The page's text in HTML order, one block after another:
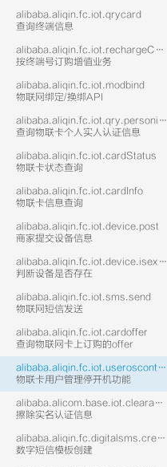
alibaba.aliqin.fc.iot.qrycard
查询终端信息
alibaba.aliqin.fc.iot.rechargeCard
按终端号订购增值业务
alibaba.aliqin.fc.iot.modbind
物联网绑定/换绑API
alibaba.aliqin.fc.iot.qry.personinfo
查询物联卡个人实人认证信息
alibaba.aliqin.fc.iot.cardStatus
物联卡状态查询
alibaba.aliqin.fc.iot.cardInfo
物联卡信息查询
alibaba.aliqin.fc.iot.device.post
商家提交设备信息
alibaba.aliqin.fc.iot.device.isexist
判断设备是否存在
alibaba.aliqin.fc.iot.sms.send
物联网短信发送
alibaba.aliqin.fc.iot.cardoffer
查询物联网卡上订购的offer
alibaba.aliqin.fc.iot.useroscontrol
物联卡用户管理停开机功能
alibaba.alicom.base.iot.clearauth
擦除实名认证信息
alibaba.aliqin.fc.digitalsms.createtemplate
数字短信模板创建